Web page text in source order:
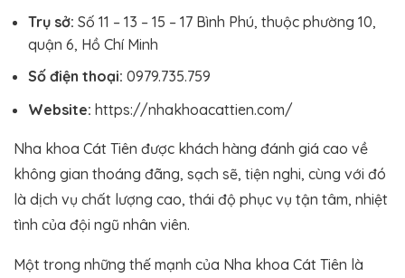
Trụ sở: Số 11 – 13 – 15 – 17 Bình Phú, thuộc phường 10,
quận 6, Hồ Chí Minh
Số điện thoại: 0979.735.759
Website: https://nhakhoacattien.com/
Nha khoa Cát Tiên được khách hàng đánh giá cao về
không gian thoáng đãng, sạch sẽ, tiện nghi, cùng với đó
là dịch vụ chất lượng cao, thái độ phục vụ tận tâm, nhiệt
tình của đội ngũ nhân viên.
Một trong những thế mạnh của Nha khoa Cát Tiên là